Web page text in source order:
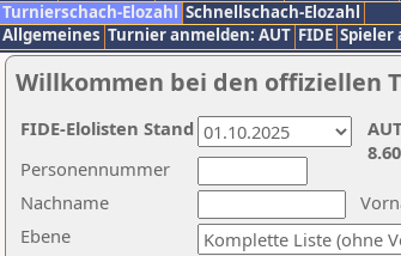
Turnierschach-Elozahl Schnellschach-Elozahl
Allgemeines Turnier anmelden: AUT FIDE Spieler
Willkommen bei den offiziellen
Nachname
Ebene
Personennummer
FIDE-Elolisten Stand